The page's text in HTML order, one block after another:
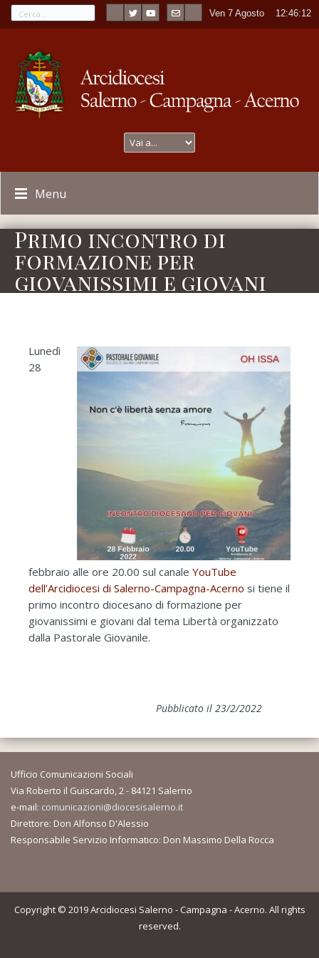
Ven 7 Agosto 12:46:12
Menu
Primo incontro di
formazione per
giovanissimi e giovani
Lunedì
28
febbraio alle ore 20.00 sul canale YouTube
dell’Arcidiocesi di Salerno-Campagna-Acerno si tiene il
primo incontro diocesano di formazione per
giovanissimi e giovani dal tema Libertà organizzato
dalla Pastorale Giovanile.
Pubblicato il 23/2/2022
Ufficio Comunicazioni Sociali
Via Roberto il Guiscardo, 2 - 84121 Salerno
e-mail: comunicazioni@diocesisalerno.it
Direttore: Don Alfonso D'Alessio
Responsabile Servizio Informatico: Don Massimo Della Rocca
Copyright © 2019 Arcidiocesi Salerno - Campagna - Acerno. All rights
reserved.